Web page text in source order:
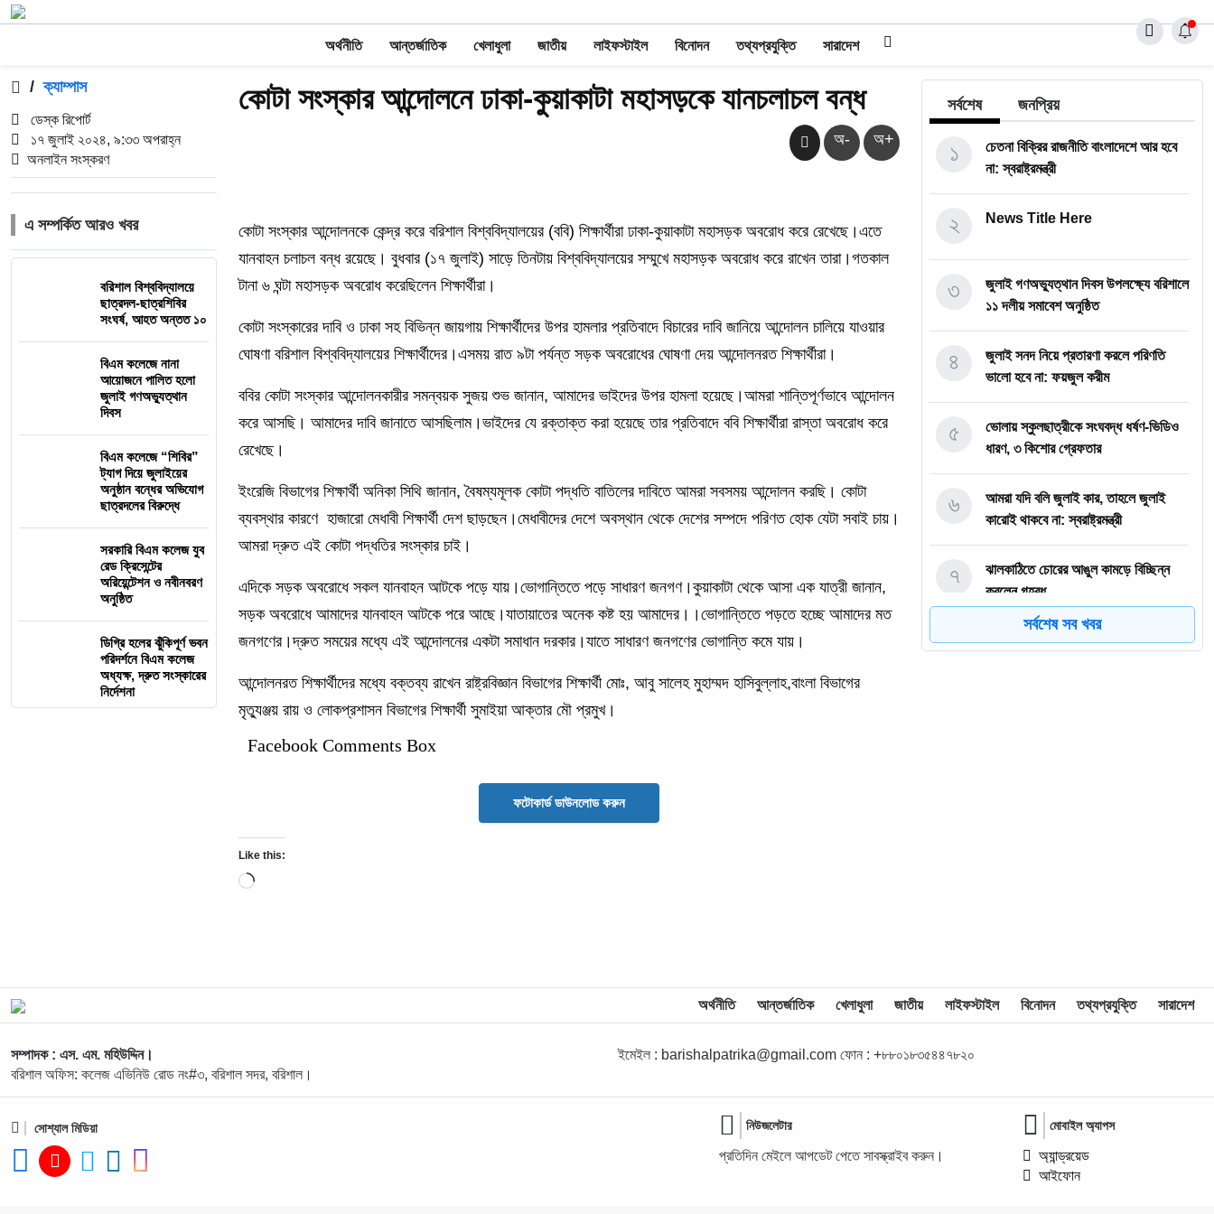
অর্থনীতি আন্তর্জাতিক খেলাধুলা জাতীয় লাইফস্টাইল বিনোদন তথ্যপ্রযুক্তি সারাদেশ
/ ক্যাম্পাস
ডেস্ক রিপোর্ট
১৭ জুলাই ২০২৪, ৯:৩৩ অপরাহ্ন
অনলাইন সংস্করণ
এ সম্পর্কিত আরও খবর
বরিশাল বিশ্ববিদ্যালয়ে
ছাত্রদল-ছাত্রশিবির
সংঘর্ষ, আহত অন্তত ১০
বিএম কলেজে নানা
আয়োজনে পালিত হলো
জুলাই গণঅভ্যুত্থান
দিবস
বিএম কলেজে “শিবির”
ট্যাগ দিয়ে জুলাইয়ের
অনুষ্ঠান বন্ধের অভিযোগ
ছাত্রদলের বিরুদ্ধে
সরকারি বিএম কলেজ যুব
রেড ক্রিসেন্টের
অরিয়েন্টেশন ও নবীনবরণ
অনুষ্ঠিত
ডিগ্রি হলের ঝুঁকিপূর্ণ ভবন
পরিদর্শনে বিএম কলেজ
অধ্যক্ষ, দ্রুত সংস্কারের
নির্দেশনা
কোটা সংস্কার আন্দোলনে ঢাকা-কুয়াকাটা মহাসড়কে যানচলাচল বন্ধ
অ- অ+
কোটা সংস্কার আন্দোলনকে কেন্দ্র করে বরিশাল বিশ্ববিদ্যালয়ের (ববি) শিক্ষার্থীরা ঢাকা-কুয়াকাটা মহাসড়ক অবরোধ করে রেখেছে।এতে
যানবাহন চলাচল বন্ধ রয়েছে। বুধবার (১৭ জুলাই) সাড়ে তিনটায় বিশ্ববিদ্যালয়ের সম্মুখে মহাসড়ক অবরোধ করে রাখেন তারা।গতকাল
টানা ৬ ঘন্টা মহাসড়ক অবরোধ করেছিলেন শিক্ষার্থীরা।
কোটা সংস্কারের দাবি ও ঢাকা সহ বিভিন্ন জায়গায় শিক্ষার্থীদের উপর হামলার প্রতিবাদে বিচারের দাবি জানিয়ে আন্দোলন চালিয়ে যাওয়ার
ঘোষণা বরিশাল বিশ্ববিদ্যালয়ের শিক্ষার্থীদের।এসময় রাত ৯টা পর্যন্ত সড়ক অবরোধের ঘোষণা দেয় আন্দোলনরত শিক্ষার্থীরা।
ববির কোটা সংস্কার আন্দোলনকারীর সমন্বয়ক সুজয় শুভ জানান, আমাদের ভাইদের উপর হামলা হয়েছে।আমরা শান্তিপূর্ণভাবে আন্দোলন
করে আসছি। আমাদের দাবি জানাতে আসছিলাম।ভাইদের যে রক্তাক্ত করা হয়েছে তার প্রতিবাদে ববি শিক্ষার্থীরা রাস্তা অবরোধ করে
রেখেছে।
ইংরেজি বিভাগের শিক্ষার্থী অনিকা সিথি জানান, বৈষম্যমূলক কোটা পদ্ধতি বাতিলের দাবিতে আমরা সবসময় আন্দোলন করছি। কোটা
ব্যবস্থার কারণে হাজারো মেধাবী শিক্ষার্থী দেশ ছাড়ছেন।মেধাবীদের দেশে অবস্থান থেকে দেশের সম্পদে পরিণত হোক যেটা সবাই চায়।
আমরা দ্রুত এই কোটা পদ্ধতির সংস্কার চাই।
এদিকে সড়ক অবরোধে সকল যানবাহন আটকে পড়ে যায়।ভোগান্তিতে পড়ে সাধারণ জনগণ।কুয়াকাটা থেকে আসা এক যাত্রী জানান,
সড়ক অবরোধে আমাদের যানবাহন আটকে পরে আছে।যাতায়াতের অনেক কষ্ট হয় আমাদের।।ভোগান্তিতে পড়তে হচ্ছে আমাদের মত
জনগণের।দ্রুত সময়ের মধ্যে এই আন্দোলনের একটা সমাধান দরকার।যাতে সাধারণ জনগণের ভোগান্তি কমে যায়।
আন্দোলনরত শিক্ষার্থীদের মধ্যে বক্তব্য রাখেন রাষ্ট্রবিজ্ঞান বিভাগের শিক্ষার্থী মোঃ, আবু সালেহ মুহাম্মদ হাসিবুল্লাহ,বাংলা বিভাগের
মৃত্যুঞ্জয় রায় ও লোকপ্রশাসন বিভাগের শিক্ষার্থী সুমাইয়া আক্তার মৌ প্রমুখ।
Facebook Comments Box
ফটোকার্ড ডাউনলোড করুন
Like this:
Loading…
সর্বশেষ জনপ্রিয়
চেতনা বিক্রির রাজনীতি বাংলাদেশে আর হবে
না: স্বরাষ্ট্রমন্ত্রী
১
News Title Here
২
জুলাই গণঅভ্যুত্থান দিবস উপলক্ষ্যে বরিশালে
১১ দলীয় সমাবেশ অনুষ্ঠিত
৩
জুলাই সনদ নিয়ে প্রতারণা করলে পরিণতি
ভালো হবে না: ফয়জুল করীম
৪
ভোলায় স্কুলছাত্রীকে সংঘবদ্ধ ধর্ষণ-ভিডিও
ধারণ, ৩ কিশোর গ্রেফতার
৫
আমরা যদি বলি জুলাই কার, তাহলে জুলাই
কারোই থাকবে না: স্বরাষ্ট্রমন্ত্রী
৬
ঝালকাঠিতে চোরের আঙুল কামড়ে বিচ্ছিন্ন
করলেন গৃহবধূ
৭
ছাত্রকে দিয়ে এইচএসসির খাতা মূল্যায়নের
৮
ডিগ্রি হলের ঝুঁকিপূর্ণ ভবন পরিদর্শনে বিএম
কলেজ অধ্যক্ষ, দ্রুত সংস্কারের নির্দেশনা
১৩
ফের বিশ্ববাজারে স্বর্ণের দামে বড় লাফ
সর্বশেষ সব খবর
অর্থনীতি আন্তর্জাতিক খেলাধুলা জাতীয় লাইফস্টাইল বিনোদন তথ্যপ্রযুক্তি সারাদেশ
সম্পাদক : এস. এম. মহিউদ্দিন।
বরিশাল অফিস: কলেজ এভিনিউ রোড নং#৩, বরিশাল সদর, বরিশাল।
ইমেইল : barishalpatrika@gmail.com ফোন : +৮৮০১৮৩৫৪৪৭৮২০
সোশ্যাল মিডিয়া নিউজলেটার
প্রতিদিন মেইলে আপডেট পেতে সাবস্ক্রাইব করুন।
মোবাইল অ্যাপস
অ্যান্ড্রয়েড
আইফোন